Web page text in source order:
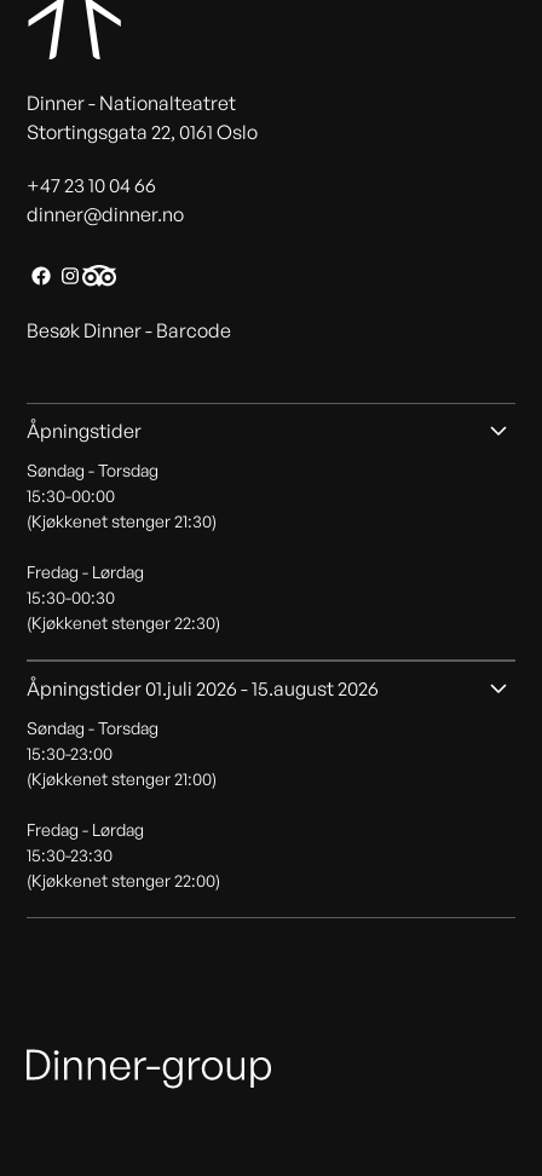
Dinner - Nationalteatret
‍Stortingsgata 22, 0161 Oslo
+47 23 10 04 66
dinner@dinner.no
Besøk Dinner - Barcode
Åpningstider
Søndag - Torsdag
15:30-00:00
(Kjøkkenet stenger 21:30)
Fredag - Lørdag
15:30-00:30
(Kjøkkenet stenger 22:30)
Åpningstider 01.juli 2026 - 15.august 2026
Søndag - Torsdag
15:30-23:00
(Kjøkkenet stenger 21:00)
Fredag - Lørdag
15:30-23:30
(Kjøkkenet stenger 22:00)